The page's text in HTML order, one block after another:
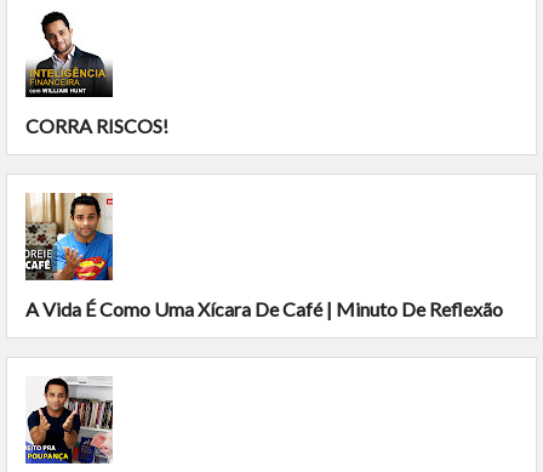
CORRA RISCOS!
A Vida É Como Uma Xícara De Café | Minuto De Reflexão